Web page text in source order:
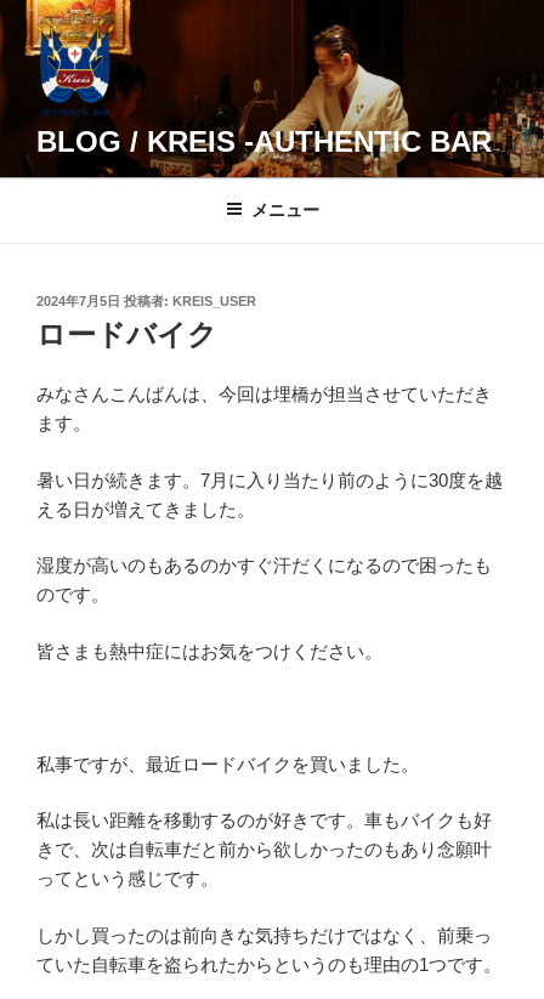
コ
BLOG / KREIS -AUTHENTIC BAR
メニュー
投
日:
2024年7月5日 投稿者: KREIS_USER
ロードバイク
みなさんこんばんは、今回は埋橋が担当させていただき
ます。
暑い日が続きます。7月に入り当たり前のように30度を越
える日が増えてきました。
湿度が高いのもあるのかすぐ汗だくになるので困ったも
のです。
皆さまも熱中症にはお気をつけください。
私事ですが、最近ロードバイクを買いました。
私は長い距離を移動するのが好きです。車もバイクも好
きで、次は自転車だと前から欲しかったのもあり念願叶
ってという感じです。
しかし買ったのは前向きな気持ちだけではなく、前乗っ
ていた自転車を盗られたからというのも理由の1つです。